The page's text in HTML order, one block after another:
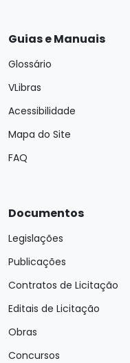
Guias e Manuais
Glossário
VLibras
Acessibilidade
Mapa do Site
FAQ
Documentos
Legislações
Publicações
Contratos de Licitação
Editais de Licitação
Obras
Concursos